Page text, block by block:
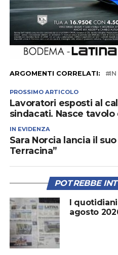
ARGOMENTI CORRELATI: IN
PROSSIMO ARTICOLO
Lavoratori esposti al
sindacati. Nasce
IN EVIDENZA
Sara Norcia lancia il
Terracina”
POTREBBE
I
agosto